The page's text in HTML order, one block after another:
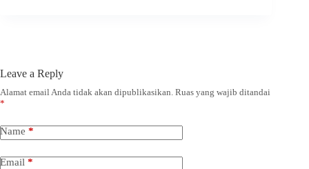
Leave a Reply
Alamat email Anda tidak akan dipublikasikan. Ruas yang wajib ditandai
*
Name *
Email *